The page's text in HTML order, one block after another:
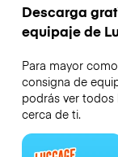
Descarga
equipaje de
Para mayor
consigna de
podrás ver todos
cerca de ti.